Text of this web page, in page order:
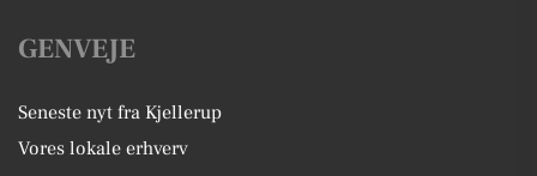
GENVEJE
Seneste nyt fra Kjellerup
Vores lokale erhverv